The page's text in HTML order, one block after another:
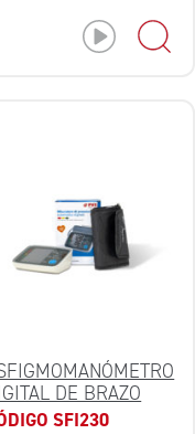
DE BRAZO
SFI230